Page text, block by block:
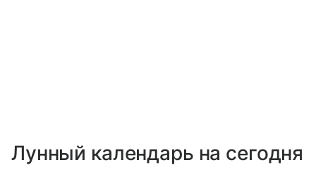
Лунный календарь на сегодня